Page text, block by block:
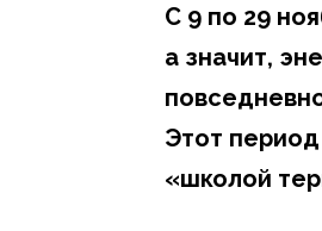
С 9 по 29
а значит,
Этот
«школой